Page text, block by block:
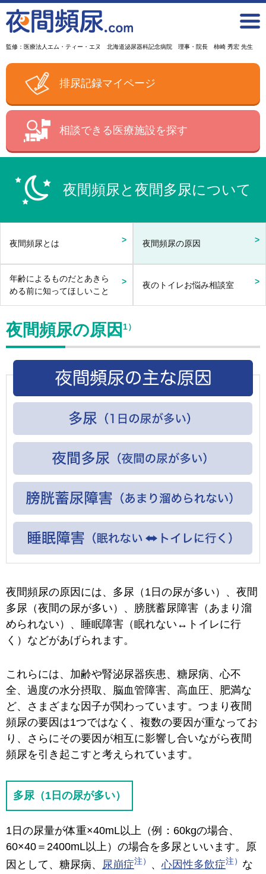
監修：医療法人エム・ティー・エヌ 北海道泌尿器科記念病院 理事・院長 柿崎 秀宏 先生
排尿記録マイページ
相談できる医療施設を探す
夜間頻尿と夜間多尿について
夜間頻尿とは 夜間頻尿の原因
年齢によるものだとあきら
める前に知ってほしいこと
夜のトイレお悩み相談室
夜間頻尿の原因 1）
夜間頻尿の原因には、多尿（1日の尿が多い）、夜間
多尿（夜間の尿が多い）、膀胱蓄尿障害（あまり溜
められない）、睡眠障害（眠れない↔トイレに行
く）などがあげられます。
これらには、加齢や腎泌尿器疾患、糖尿病、心不
全、過度の水分摂取、脳血管障害、高血圧、肥満な
ど、さまざまな因子が関わっています。つまり夜間
頻尿の要因は1つではなく、複数の要因が重なってお
り、さらにその要因が相互に影響し合いながら夜間
頻尿を引き起こすと考えられています。
多尿（1日の尿が多い）
1日の尿量が体重×40mL以上（例：60kgの場合、
60×40＝2400mL以上）の場合を多尿といいます。原
因として、糖尿病、 尿崩症 、心因性多飲症
な